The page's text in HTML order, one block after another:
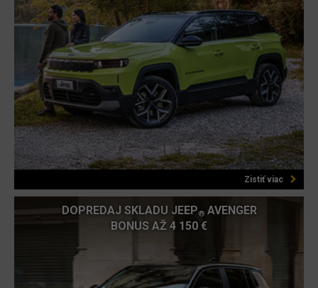
Zistiť viac
DOPREDAJ SKLADU JEEP®AVENGER
BONUS AŽ 4 150 €